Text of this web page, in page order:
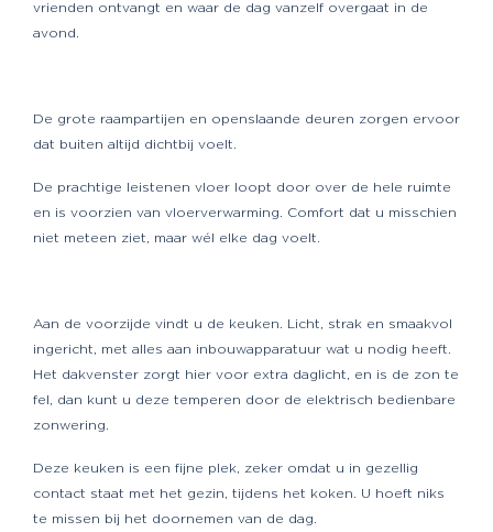
vrienden ontvangt en waar de dag vanzelf overgaat in de
avond.
De grote raampartijen en openslaande deuren zorgen ervoor
dat buiten altijd dichtbij voelt.
De prachtige leistenen vloer loopt door over de hele ruimte
en is voorzien van vloerverwarming. Comfort dat u misschien
niet meteen ziet, maar wél elke dag voelt.
Aan de voorzijde vindt u de keuken. Licht, strak en smaakvol
ingericht, met alles aan inbouwapparatuur wat u nodig heeft.
Het dakvenster zorgt hier voor extra daglicht, en is de zon te
fel, dan kunt u deze temperen door de elektrisch bedienbare
zonwering.
Deze keuken is een fijne plek, zeker omdat u in gezellig
contact staat met het gezin, tijdens het koken. U hoeft niks
te missen bij het doornemen van de dag.